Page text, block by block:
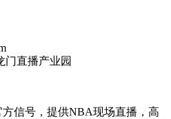
门直播产业园
信号，提供NBA现场直播，高